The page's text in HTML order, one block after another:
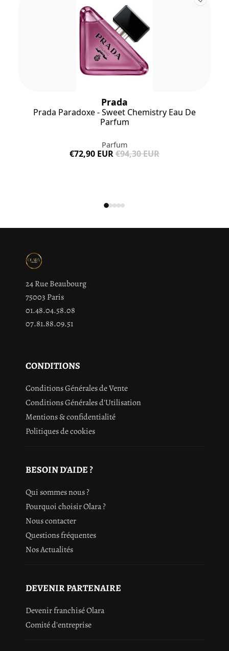
Prada
Prada Paradoxe - Sweet Chemistry Eau De
Parfum
Parfum
€72,90 EUR€94,30 EUR
24 Rue Beaubourg
75003 Paris
01.48.04.58.08
07.81.88.09.51
CONDITIONS
Conditions Générales de Vente
Conditions Générales d'Utilisation
Mentions & confidentialité
Politiques de cookies
BESOIN D'AIDE ?
Qui sommes nous ?
Pourquoi choisir Olara ?
Nous contacter
Questions fréquentes
Nos Actualités
DEVENIR PARTENAIRE
Devenir franchisé Olara
Comité d'entreprise